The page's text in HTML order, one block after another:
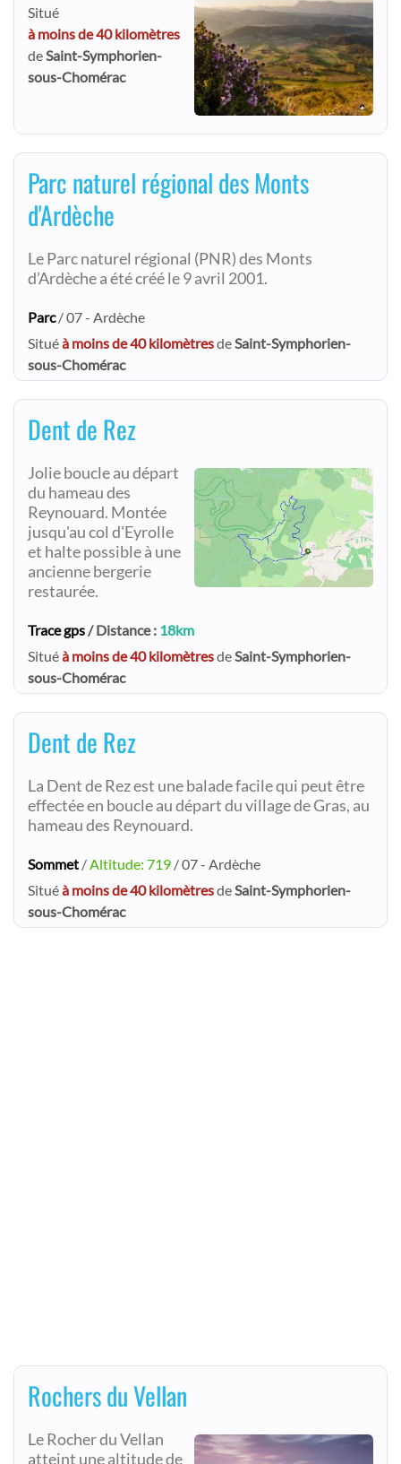
Situé
à moins de 40 kilomètres
deSaint-Symphorien-
sous-Chomérac
Parc naturel régional des Monts
d'Ardèche
Le Parc naturel régional (PNR) des Monts
d’Ardèche a été créé le 9 avril 2001.
Parc/ 07 - Ardèche
Situéà moins de 40 kilomètresde Saint-Symphorien-
sous-Chomérac
Dent de Rez
Jolie boucle au départ
du hameau des
Reynouard. Montée
jusqu'au col d'Eyrolle
et halte possible à une
ancienne bergerie
restaurée.
Trace gps / Distance : 18km
Situéà moins de 40 kilomètresde Saint-Symphorien-
sous-Chomérac
Dent de Rez
La Dent de Rez est une balade facile qui peut être
effectée en boucle au départ du village de Gras, au
hameau des Reynouard.
Sommet / Altitude: 719 / 07 - Ardèche
Situéà moins de 40 kilomètresde Saint-Symphorien-
sous-Chomérac
Rochers du Vellan
Le Rocher du Vellan
atteint une altitude de